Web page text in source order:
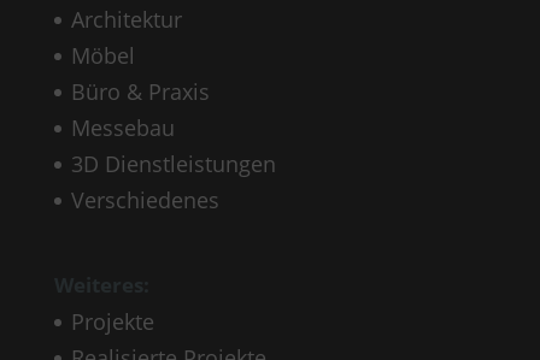
Architektur
Möbel
Büro & Praxis
Messebau
3D Dienstleistungen
Verschiedenes
Projekte